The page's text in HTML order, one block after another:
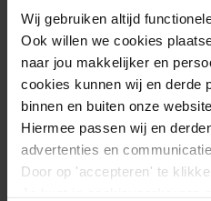
Wij gebruiken altijd
Ook willen we cookies
naar jou makkelijker en
cookies kunnen wij en derde
binnen en buiten onze
Hiermee passen wij en
advertenties en
Door op 'accepteren' te
DE JUISTE MAAT
Maat
S
M
L